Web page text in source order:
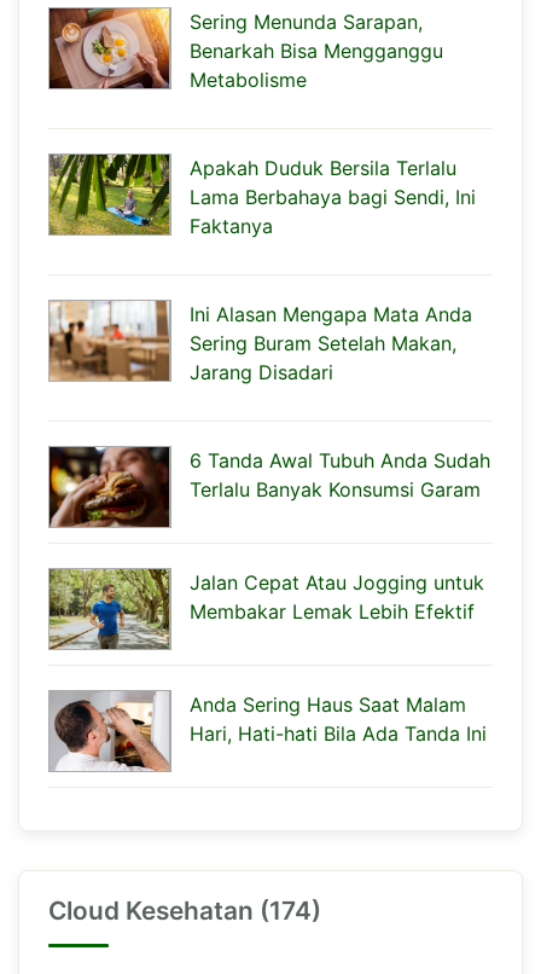
Sering Menunda Sarapan,
Benarkah Bisa Mengganggu
Metabolisme
Apakah Duduk Bersila Terlalu
Lama Berbahaya bagi Sendi, Ini
Faktanya
Ini Alasan Mengapa Mata Anda
Sering Buram Setelah Makan,
Jarang Disadari
6 Tanda Awal Tubuh Anda Sudah
Terlalu Banyak Konsumsi Garam
Jalan Cepat Atau Jogging untuk
Membakar Lemak Lebih Efektif
Anda Sering Haus Saat Malam
Hari, Hati-hati Bila Ada Tanda Ini
Cloud Kesehatan (174)